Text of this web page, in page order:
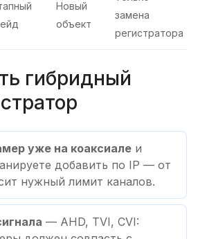
Новый
объект
замена
регистратора
гибридный
уже на коаксиале и
добавить по IP — от
нужный лимит каналов.
— AHD, TVI, CVI: